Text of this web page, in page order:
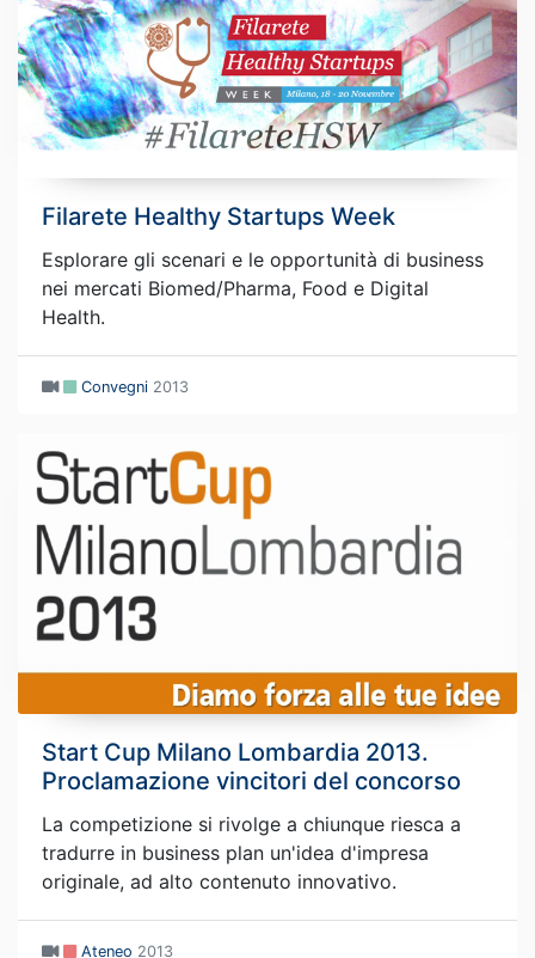
Filarete Healthy Startups Week
Esplorare gli scenari e le opportunità di business
nei mercati Biomed/Pharma, Food e Digital
Health.
Convegni 2013
Start Cup Milano Lombardia 2013.
Proclamazione vincitori del concorso
La competizione si rivolge a chiunque riesca a
tradurre in business plan un'idea d'impresa
originale, ad alto contenuto innovativo.
Ateneo 2013